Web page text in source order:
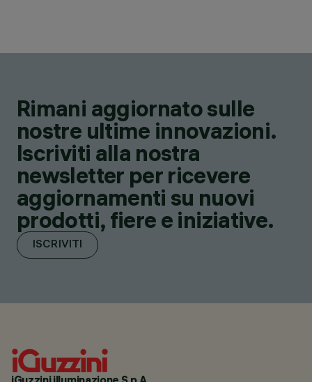
Rimani aggiornato sulle
nostre ultime innovazioni.
Iscriviti alla nostra
newsletter per ricevere
aggiornamenti su nuovi
prodotti, fiere e iniziative.
ISCRIVITI